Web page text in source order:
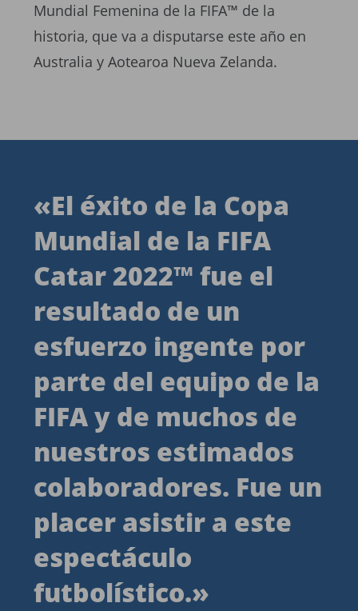
Mundial Femenina de la FIFA™ de la
historia, que va a disputarse este año en
Australia y Aotearoa Nueva Zelanda.
«El éxito de la Copa
Mundial de la FIFA
Catar 2022™ fue el
resultado de un
esfuerzo ingente por
parte del equipo de la
FIFA y de muchos de
nuestros estimados
colaboradores. Fue un
placer asistir a este
espectáculo
futbolístico.»